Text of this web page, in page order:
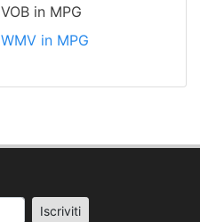
VOB in MPG
WMV in MPG
Iscriviti